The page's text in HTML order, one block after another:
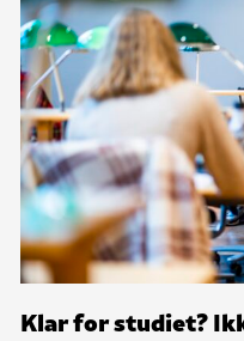
Klar for studiet?